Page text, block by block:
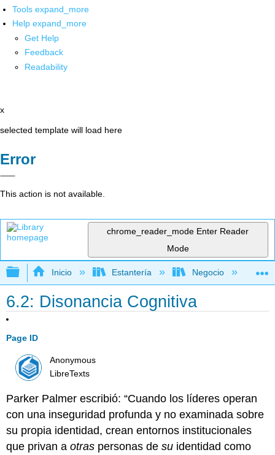
Tools expand_more
Help expand_more
Get Help
Feedback
Readability
x
selected template will load here
Error
This action is not available.
chrome_reader_mode Enter Reader
Mode
Expandir/contraer jerarquía global
Inicio Estantería Negocio
6.2: Disonancia Cognitiva
Page ID
Anonymous
LibreTexts
Parker Palmer escribió: “Cuando los líderes operan
con una inseguridad profunda y no examinada sobre
su propia identidad, crean entornos institucionales
que privan aotras personas desu identidad como